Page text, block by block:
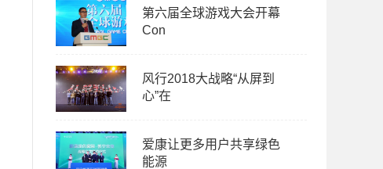
第六届全球游戏大会开幕
Con
风行2018大战略“从屏到
心”在
爱康让更多用户共享绿色
能源